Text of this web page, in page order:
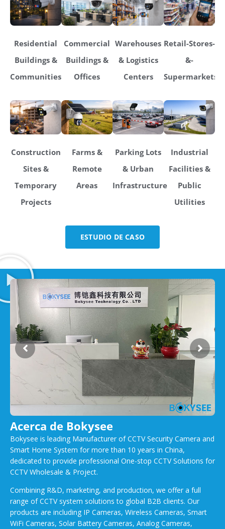
Residential
Buildings &
Communities
Commercial
Buildings &
Offices
Warehouses
& Logistics
Centers
Retail-Stores-
&-
Supermarkets
Construction
Sites &
Temporary
Projects
Farms &
Remote
Areas
Parking Lots
& Urban
Infrastructure
Industrial
Facilities &
Public
Utilities
ESTUDIO DE CASO
Acerca de Bokysee
Bokysee is leading Manufacturer of CCTV Security Camera and
Smart Home System for more than 10 years in China,
dedicated to provide professional One-stop CCTV Solutions for
CCTV Wholesale & Project.
Combining R&D, marketing, and production, we offer a full
range of CCTV system solutions to global B2B clients. Our
products are including IP Cameras, Wireless Cameras, Smart
WiFi Cameras, Solar Battery Cameras, Analog Cameras,